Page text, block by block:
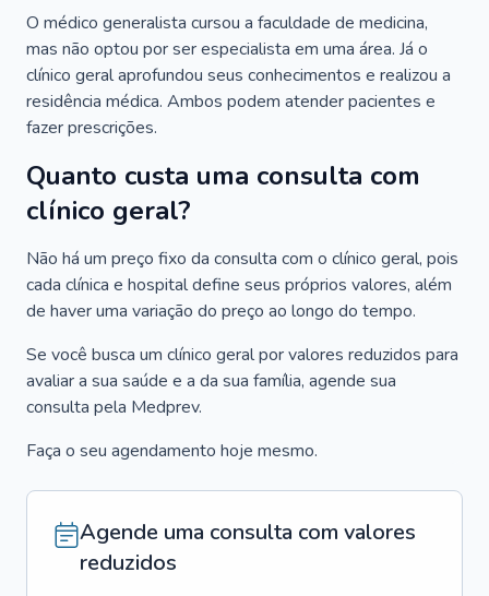
O médico generalista cursou a faculdade de medicina,
mas não optou por ser especialista em uma área. Já o
clínico geral aprofundou seus conhecimentos e realizou a
residência médica. Ambos podem atender pacientes e
fazer prescrições.
Quanto custa uma consulta com
clínico geral?
Não há um preço fixo da consulta com o clínico geral, pois
cada clínica e hospital define seus próprios valores, além
de haver uma variação do preço ao longo do tempo.
Se você busca um clínico geral por valores reduzidos para
avaliar a sua saúde e a da sua família, agende sua
consulta pela Medprev.
Faça o seu agendamento hoje mesmo.
Agende uma consulta com valores
reduzidos